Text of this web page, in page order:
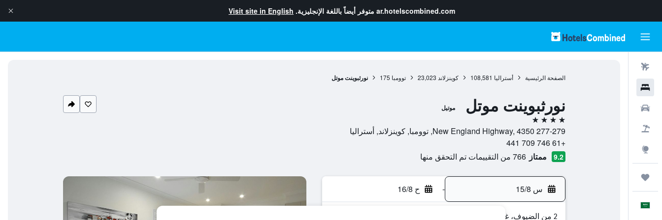
ar.hotelscombined.com متوفر أيضاً باللغة الإنجليزية. Visit site in English
الصفحة الرئيسية أستراليا 108,581 كوينزلاند 23,023 توومبا 175 نورثبوينت موتل
نورثبوينت موتل موتيل
4 نجوم
277-279 New England Highway, 4350, توومبا, كوينزلاند, أستراليا
+61 746 709 441
9.2 ممتاز 766 من التقييمات تم التحقق منها
س 15/8 - ح 16/8
2 من الضيوف، غرفة واحدة